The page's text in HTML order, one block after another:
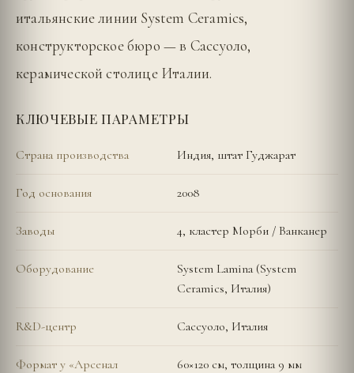
итальянские линии System Ceramics,
конструкторское бюро — в Сассуоло,
керамической столице Италии.
КЛЮЧЕВЫЕ ПАРАМЕТРЫ
Страна производства Индия, штат Гуджарат
Год основания 2008
Заводы 4, кластер Морби / Ванканер
Оборудование
System Lamina (System
Ceramics, Италия)
R&D-центр Сассуоло, Италия
Формат у «Арсенал
60×120 см, толщина 9 мм